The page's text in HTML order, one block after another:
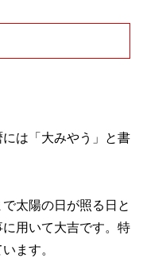
には「大みやう」と書
太陽の日が照る日と
用いて大吉です。特
ます。